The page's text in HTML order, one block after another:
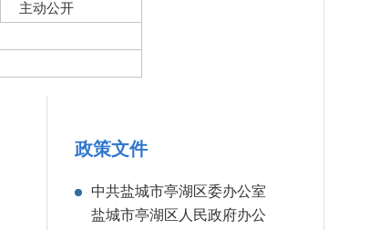
主动公开
政策文件
中共盐城市亭湖区委办公室
盐城市亭湖区人民政府办公